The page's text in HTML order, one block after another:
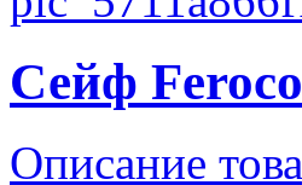
Сейф
Описание